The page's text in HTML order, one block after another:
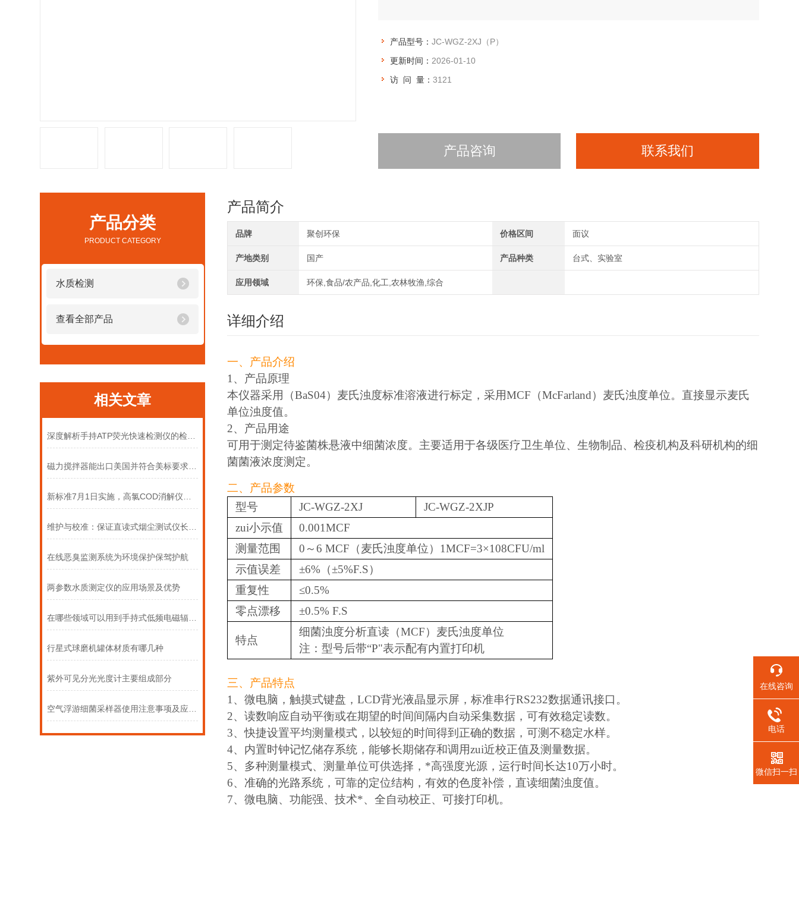
产品型号： JC-WGZ-2XJ（P）
更新时间： 2026-01-10
访 问 量： 3121
产品咨询 联系我们
产品分类
PRODUCT CATEGORY
水质检测
查看全部产品
相关文章
在线恶臭监测系统为环境保护保驾护航
两参数水质测定仪的应用场景及优势
行星式球磨机罐体材质有哪几种
紫外可见分光光度计主要组成部分
产品简介
品牌 聚创环保 价格区间 面议
产地类别 国产 产品种类 台式、实验室
应用领域 环保,食品/农产品,化工,农林牧渔,综合
详细介绍
一、产品介绍
1、产品原理
本仪器采用（BaS04）麦氏浊度标准溶液进行标定，采用MCF（McFarland）麦氏浊度单位。直接显示麦氏
单位浊度值。
2、产品用途
可用于测定待鉴菌株悬液中细菌浓度。主要适用于各级医疗卫生单位、生物制品、检疫机构及科研机构的细
菌菌液浓度测定。
二、产品参数
型号
JC-WGZ-2XJ
JC-WGZ-2XJP
zui小示值
0.001MCF
测量范围
0～6 MCF（麦氏浊度单位）1MCF=3×108CFU/ml
示值误差
±6%（±5%F.S）
重复性
≤0.5%
零点漂移
±0.5% F.S
特点
细菌浊度分析直读（MCF）麦氏浊度单位
注：型号后带“P"表示配有内置打印机
三、产品特点
1、微电脑，触摸式键盘，LCD背光液晶显示屏，标准串行RS232数据通讯接口。
2、读数响应自动平衡或在期望的时间间隔内自动采集数据，可有效稳定读数。
3、快捷设置平均测量模式，以较短的时间得到正确的数据，可测不稳定水样。
4、内置时钟记忆储存系统，能够长期储存和调用zui近校正值及测量数据。
5、多种测量模式、测量单位可供选择，*高强度光源，运行时间长达10万小时。
6、准确的光路系统，可靠的定位结构，有效的色度补偿，直读细菌浊度值。
7、微电脑、功能强、技术*、全自动校正、可接打印机。
在线咨询
电话
微信扫一扫